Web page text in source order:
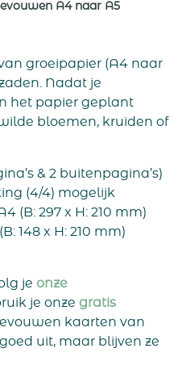
A4 naar A5
groeipapier (A4 naar
Nadat je
het papier geplant
bloemen, kruiden of
& 2 buitenpagina’s)
(4/4) mogelijk
(B: 297 x H: 210 mm)
148 x H: 210 mm)
je onze
je onze gratis
kaarten van
uit, maar blijven ze